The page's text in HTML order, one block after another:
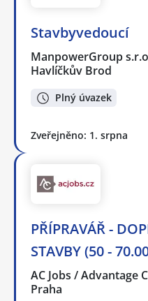
Stavbyvedoucí
ManpowerGroup
Havlíčkův Brod
Plný úvazek
Zveřejněno: 1. srpna
PŘÍPRAVÁŘ -
STAVBY (50 -
AC Jobs / Advantage
Praha